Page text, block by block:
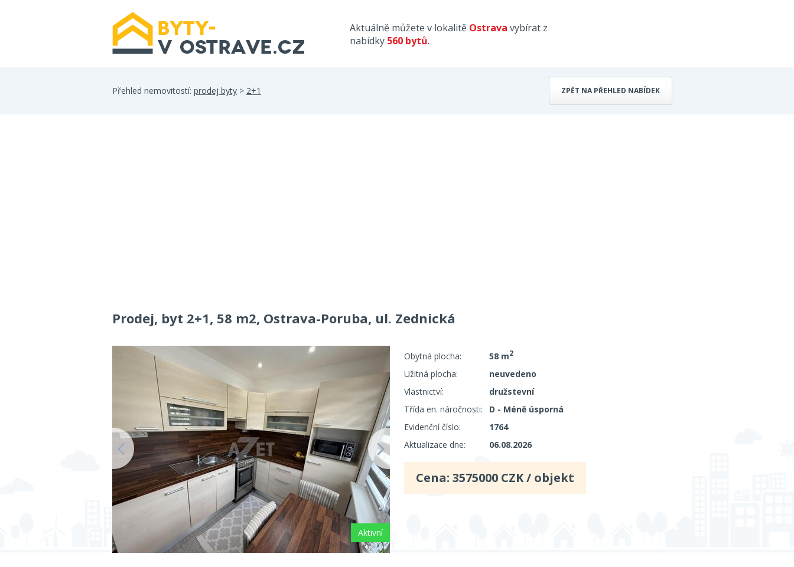
Aktuálně můžete v lokalitě Ostrava vybírat z
nabídky 560 bytů.
Přehled nemovitostí: prodej byty > 2+1 ZPĚT NA PŘEHLED NABÍDEK
Prodej, byt 2+1, 58 m2, Ostrava-Poruba, ul. Zednická
Aktivní
Obytná plocha: 58 m2
Užitná plocha:
neuvedeno
Vlastnictví:
družstevní
Třída en. náročnosti:
D - Méně úsporná
Evidenční číslo:
1764
Aktualizace dne:
06.08.2026
Cena: 3575000 CZK / objekt